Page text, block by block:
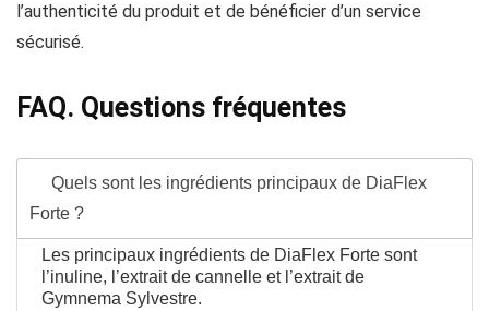
l’authenticité du produit et de bénéficier d’un service
sécurisé.
FAQ. Questions fréquentes
Quels sont les ingrédients principaux de DiaFlex
Forte ?
Les principaux ingrédients de DiaFlex Forte sont
l’inuline, l’extrait de cannelle et l’extrait de
Gymnema Sylvestre.